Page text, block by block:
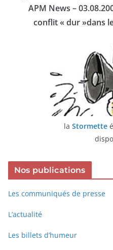
APM News –
conflit « dur »dans
la Stormette
Nos publications
Les communiqués de presse
L’actualité
Les billets d’humeur